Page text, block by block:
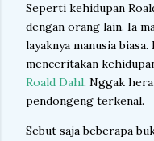
Seperti kehidupan
dengan orang lain. Ia
layaknya manusia
menceritakan
Roald Dahl. Nggak
pendongeng terkenal.
Sebut saja beberapa